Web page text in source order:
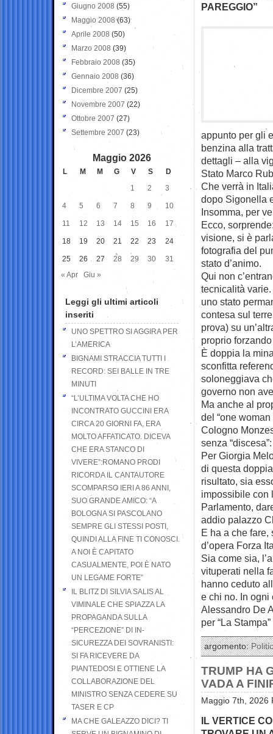
PAREGGIO”
appunto per gli
benzina alla
dettagli – alla
Stato Marco
Che verrà in
dopo Sigonella
Insomma, per
Ecco,
visione, si è
fotografia del
stato d’animo.
Qui non
tecnicalità
uno stato
contesa sul
prova) su
proprio
È doppia la
sconfitta
soloneggiava
governo non
Ma anche al
del “one
Cologno
senza
Per Giorgia
di questa
risultato, sia
impossibile con
Parlamento,
addio palazzo
E ha a che fare,
d’opera Forza
Sia come sia,
vituperati nella
hanno ceduto
e chi no. In ogni
Alessandro De
per “La Stampa”
argomento:
TRUMP HA
VADA A
Maggio 7th, 2026
IL VERTICE
Giugno 2008 (55)
Maggio 2008(63)
Aprile 2008 (50)
Marzo 2008 (39)
Febbraio 2008 (35)
Gennaio 2008 (36)
Dicembre 2007 (25)
Novembre 2007 (22)
Ottobre 2007 (27)
Settembre 2007 (23)
Maggio 2026
L M M G V S
D
1
2 3
4 5 6 7 8 9 10
11 12 13 14 15 16 17
18 19 20 21 22 23 24
25 26 27 28 29 30
31
« Apr
Giu »
Leggi gli ultimi articoli
inseriti
UNO SPETTRO SI AGGIRA PER
L’AMERICA
BIGNAMI STRACCIA TUTTI I
RECORD: SEI BALLE IN TRE
MINUTI
“L’ULTIMA VOLTA CHE HO
INCONTRATO GUCCINI ERA
CIRCA 20 GIORNI FA, ERA
MOLTO AFFATICATO. DICEVA
CHE ERA STANCO DI
VIVERE”:ROMANO PRODI
RICORDA IL CANTAUTORE
SCOMPARSO IERI A 86 ANNI,
SUO GRANDE AMICO: “A
BOLOGNA SI PASCOLANO
SEMPRE GLI STESSI POSTI,
QUINDI ALLA FINE TI CONOSCI.
A NOI È CAPITATO
CASUALMENTE, POI È NATO
UN LEGAME FORTE”
IL BLITZ DI SILVIA SALIS AL
VIMINALE CHE SPIAZZA LA
PROPAGANDA SULLA
“PERCEZIONE” DI IN-
SICUREZZA DEI SOVRANISTI:
SI FA RICEVERE DA
PIANTEDOSI E OTTIENE LA
COLLABORAZIONE DEL
MINISTRO SENZA CEDERE SU
TASER E CP
MA CHE GALEAZZO DICI? TI